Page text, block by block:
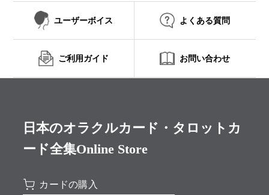
ユーザーボイス よくある質問
ご利用ガイド お問い合わせ
日本のオラクルカード・タロットカ
ード全集Online Store
カードの購入